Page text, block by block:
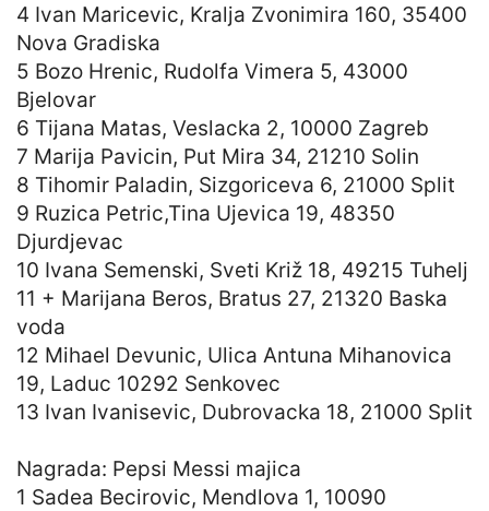
4 Ivan Maricevic, Kralja Zvonimira 160, 35400
Nova Gradiska
5 Bozo Hrenic, Rudolfa Vimera 5, 43000
Bjelovar
6 Tijana Matas, Veslacka 2, 10000 Zagreb
7 Marija Pavicin, Put Mira 34, 21210 Solin
8 Tihomir Paladin, Sizgoriceva 6, 21000 Split
9 Ruzica Petric,Tina Ujevica 19, 48350
Djurdjevac
10 Ivana Semenski, Sveti Križ 18, 49215 Tuhelj
11 + Marijana Beros, Bratus 27, 21320 Baska
voda
12 Mihael Devunic, Ulica Antuna Mihanovica
19, Laduc 10292 Senkovec
13 Ivan Ivanisevic, Dubrovacka 18, 21000 Split
Nagrada: Pepsi Messi majica
1 Sadea Becirovic, Mendlova 1, 10090